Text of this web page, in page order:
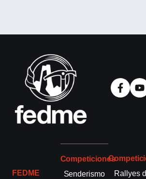
FEDME
Competiciones
Senderismo
Rallyes